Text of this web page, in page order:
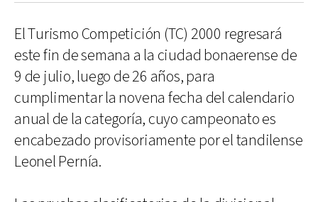
El Turismo Competición (TC) 2000 regresará
este fin de semana a la ciudad bonaerense de
9 de julio, luego de 26 años, para
cumplimentar la novena fecha del calendario
anual de la categoría, cuyo campeonato es
encabezado provisoriamente por el tandilense
Leonel Pernía.